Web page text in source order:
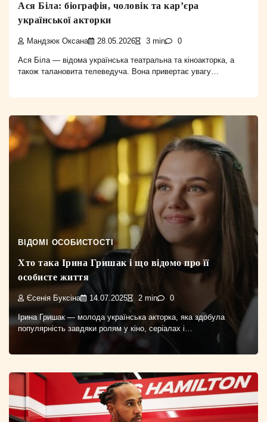
Ася Біла: біографія, чоловік та кар’єра
української акторки
Мандзюк Оксана 28.05.2026 3 min 0
Ася Біла — відома українська театральна та кіноакторка, а
також талановита телеведуча. Вона привертає увагу…
ВІДОМІ ОСОБИСТОСТІ
Хто така Ірина Гришак і що відомо про її
особисте життя
Єсенія Буксіна 14.07.2025 2 min 0
Ірина Гришак — молода українська акторка, яка здобула
популярність завдяки ролям у кіно, серіалах і…